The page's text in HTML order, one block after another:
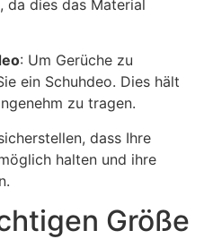
da dies das Material
: Um Gerüche zu
ein Schuhdeo. Dies hält
zu tragen.
dass Ihre
halten und ihre
Größe